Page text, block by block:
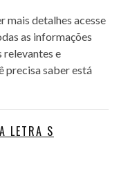
mais detalhes acesse
as informações
relevantes e
precisa saber está
LETRA S